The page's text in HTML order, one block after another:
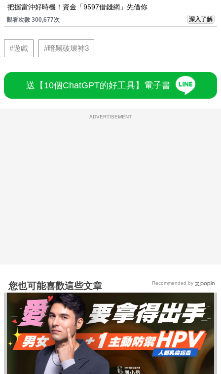
把握當沖好時機！資金「9597借錢網」先借你
觀看次數 300,677次 深入了解
#遊戲 #暗黑破壞神3
送【10個ChatGPT的好工具】電子書
ADVERTISEMENT
您也可能喜歡這些文章 Recommended by